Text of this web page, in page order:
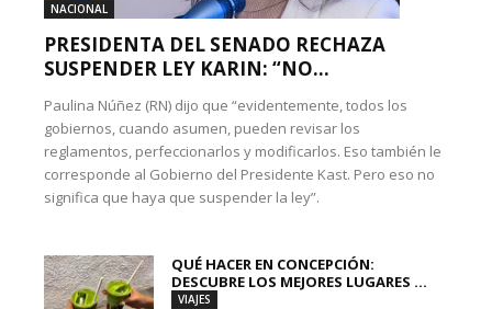
NACIONAL
PRESIDENTA DEL SENADO RECHAZA
SUSPENDER LEY KARIN: “NO...
Paulina Núñez (RN) dijo que “evidentemente, todos los
gobiernos, cuando asumen, pueden revisar los
reglamentos, perfeccionarlos y modificarlos. Eso también le
corresponde al Gobierno del Presidente Kast. Pero eso no
significa que haya que suspender la ley”.
QUÉ HACER EN CONCEPCIÓN:
DESCUBRE LOS MEJORES LUGARES ...
VIAJES